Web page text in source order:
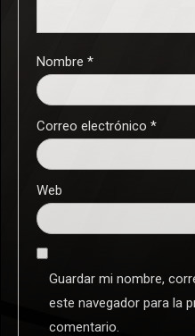
Nombre *
Correo electrónico *
Web
Guardar mi nombre,
este navegador para la
comentario.